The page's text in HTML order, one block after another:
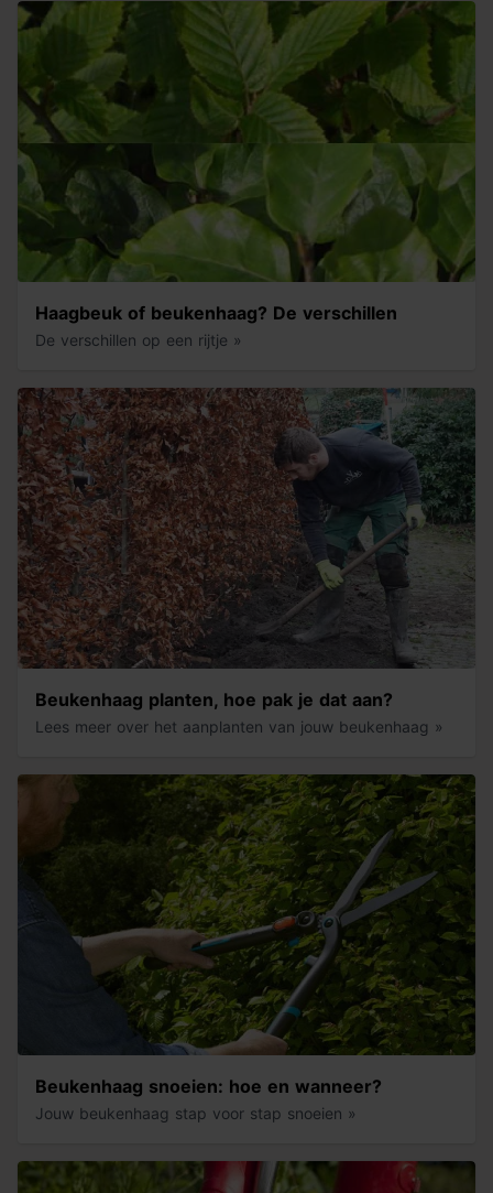
Haagbeuk of beukenhaag? De verschillen
De verschillen op een rijtje »
Beukenhaag planten, hoe pak je dat aan?
Lees meer over het aanplanten van jouw beukenhaag »
Beukenhaag snoeien: hoe en wanneer?
Jouw beukenhaag stap voor stap snoeien »